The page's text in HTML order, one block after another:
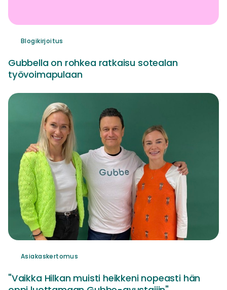
Blogikirjoitus
Gubbella on rohkea ratkaisu sotealan
työvoimapulaan
Asiakaskertomus
"Vaikka Hilkan muisti heikkeni nopeasti hän